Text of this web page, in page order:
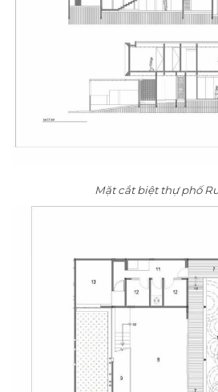
Mặt cắt biệt thự phố